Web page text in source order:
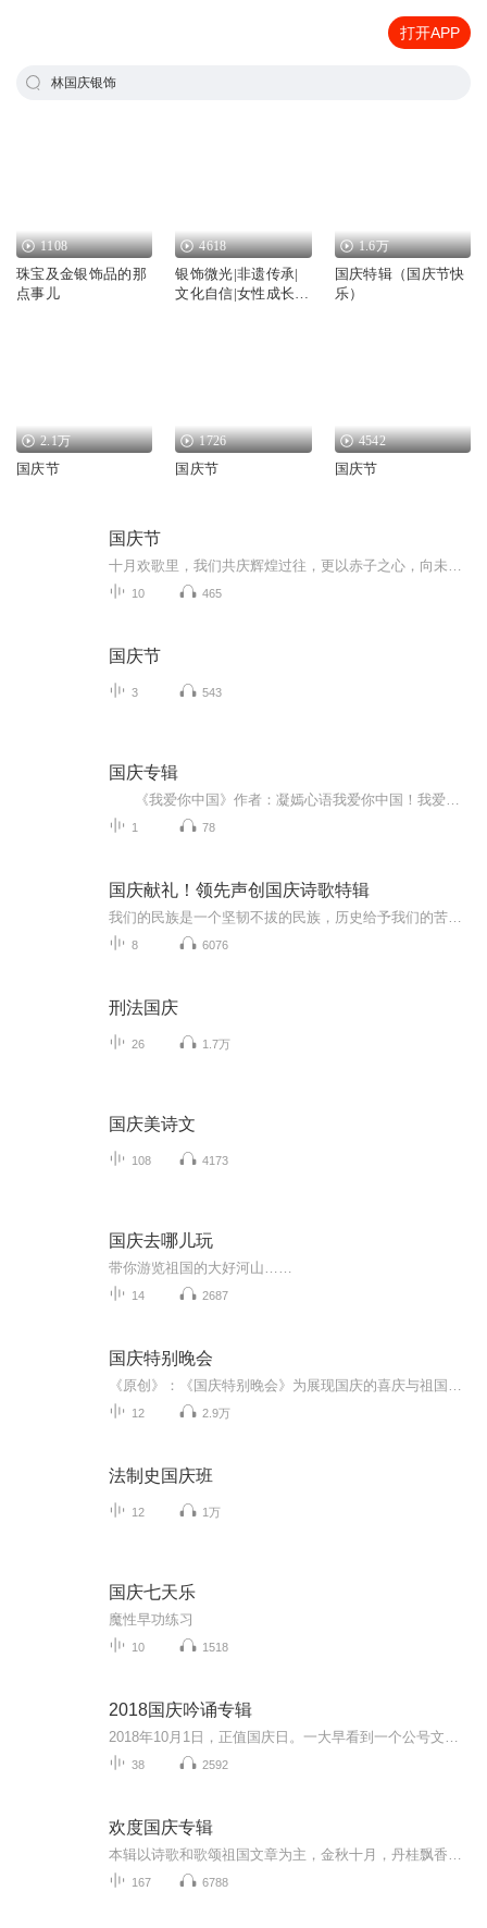
打开APP
林国庆银饰
1108
珠宝及金银饰品的那
点事儿
4618
银饰微光|非遗传承|
文化自信|女性成长|
1.6万
国庆特辑（国庆节快
乐）
2.1万
国庆节
1726
国庆节
4542
国庆节
国庆节
10 465
国庆节
3 543
国庆专辑
1 78
国庆献礼！领先声创国庆诗歌特辑
8 6076
刑法国庆
26 1.7万
国庆美诗文
108 4173
国庆去哪儿玩
带你游览祖国的大好河山……
14 2687
国庆特别晚会
12 2.9万
法制史国庆班
12 1万
国庆七天乐
魔性早功练习
10 1518
2018国庆吟诵专辑
38 2592
欢度国庆专辑
167 6788